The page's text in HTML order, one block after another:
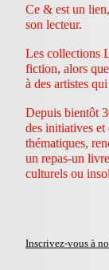
Ce & est un
son lecteur.
Les collections
fiction, alors
à des artistes
Depuis bientôt
des initiatives
thématiques,
un repas-un
culturels ou
Inscrivez-vous à